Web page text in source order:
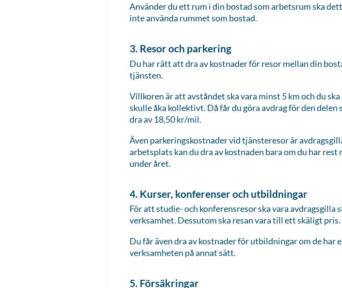
Använder du ett rum i din bostad som arbetsrum ska
inte använda rummet som bostad.
3. Resor och parkering
Du har rätt att dra av kostnader för resor mellan din
tjänsten.
Villkoren är att avståndet ska vara minst 5 km och du
skulle åka kollektivt. Då får du göra avdrag för den
dra av 18,50 kr/mil.
Även parkeringskostnader vid tjänsteresor är
arbetsplats kan du dra av kostnaden bara om du har
under året.
4. Kurser, konferenser och utbildningar
För att studie- och konferensresor ska vara
verksamhet. Dessutom ska resan vara till ett skäligt pris.
Du får även dra av kostnader för utbildningar om de
verksamheten på annat sätt.
5. Försäkringar